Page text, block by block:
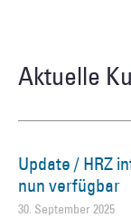
Aktuelle
Update / HRZ
nun verfügbar
30. September 2025